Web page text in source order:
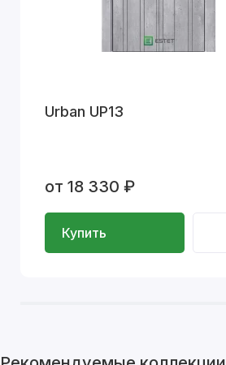
Urban UP13
от 18 330 ₽
Купить